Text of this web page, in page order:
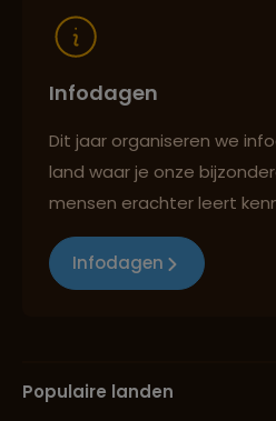
Infodagen
Dit jaar organiseren we
land waar je onze
mensen erachter leert
Infodagen
Populaire landen